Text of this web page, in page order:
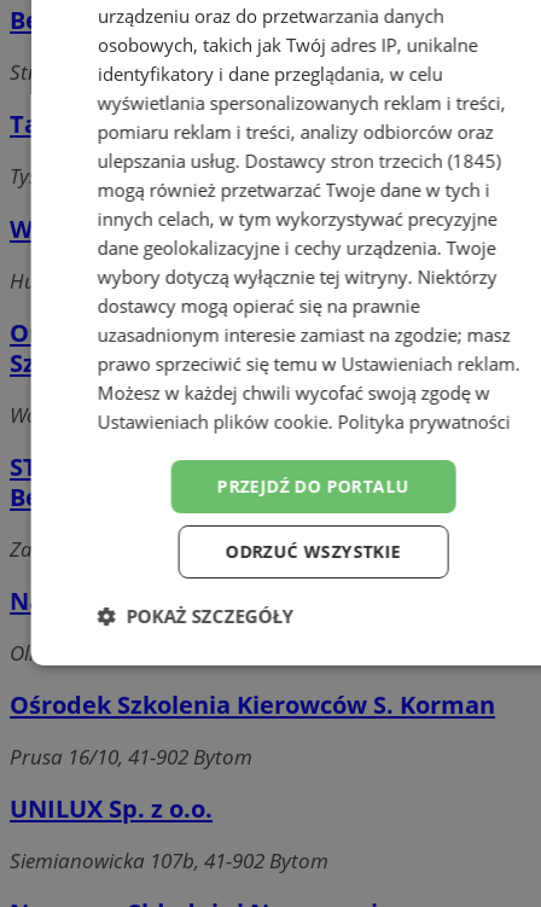
BenyTrans
Strzelców Bytomskich, 41-935 Bytom
Tabea
Tysiąclecia, 41-900 Bytom
Wulkanizacja Ansa Wacław Penarski
Hutnicza 28, 41-902 Bytom
Omnibus Grupa Handlowa Piotrowski,
Sztajnert S.J. - Sklep Motoryzacyjny
Wojciechowskiego 2, 41-902 Bytom
STATOIL SERWIS Sp. z o.o. - Stacja
Benzynowa Bytom 356
Zabrzańska 17, 41-902 Bytom
Najtańsze-Części
Olimpijska, 41-902 Bytom
Ośrodek Szkolenia Kierowców S. Korman
Prusa 16/10, 41-902 Bytom
UNILUX Sp. z o.o.
Siemianowicka 107b, 41-902 Bytom
urządzeniu oraz do przetwarzania danych
osobowych, takich jak Twój adres IP, unikalne
identyfikatory i dane przeglądania, w celu
wyświetlania spersonalizowanych reklam i treści,
pomiaru reklam i treści, analizy odbiorców oraz
ulepszania usług. Dostawcy stron trzecich (1845)
mogą również przetwarzać Twoje dane w tych i
innych celach, w tym wykorzystywać precyzyjne
dane geolokalizacyjne i cechy urządzenia. Twoje
wybory dotyczą wyłącznie tej witryny. Niektórzy
dostawcy mogą opierać się na prawnie
uzasadnionym interesie zamiast na zgodzie; masz
prawo sprzeciwić się temu w Ustawieniach reklam.
Możesz w każdej chwili wycofać swoją zgodę w
Ustawieniach plików cookie. Polityka prywatności
PRZEJDŹ DO PORTALU
ODRZUĆ WSZYSTKIE
POKAŻ SZCZEGÓŁY
Niezbędne Wydajność Targetowanie
Funkcjonalność